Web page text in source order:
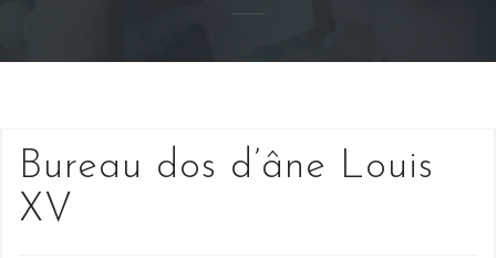
Bureau dos d’âne Louis
XV